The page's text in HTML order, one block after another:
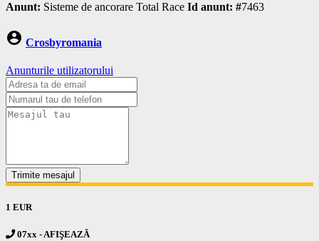
Anunt: Sisteme de ancorare Total Race Id anunt: #7463
account_circle Crosbyromania
Anunturile utilizatorului
Trimite mesajul
1 EUR
07xx - AFIŞEAZĂ